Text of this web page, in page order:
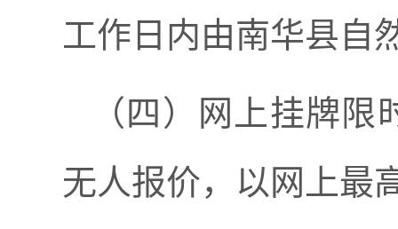
工作日内由南华县自
（四）网上挂牌
无人报价，以网上最